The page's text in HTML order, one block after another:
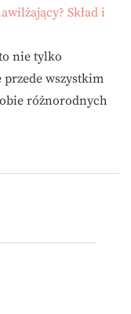
Skład i
nie tylko
wszystkim
różnorodnych